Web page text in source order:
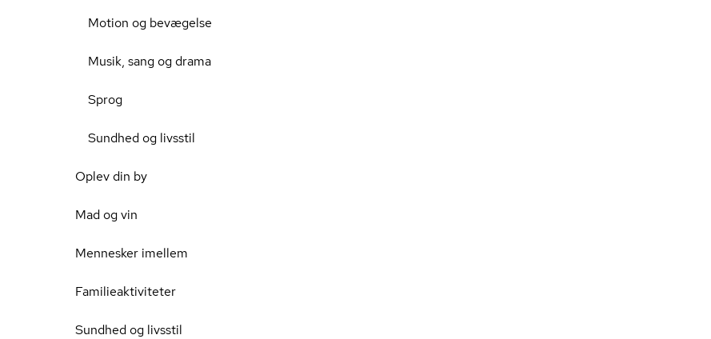
Motion og bevægelse
Musik, sang og drama
Sprog
Sundhed og livsstil
Oplev din by
Mad og vin
Mennesker imellem
Familieaktiviteter
Sundhed og livsstil